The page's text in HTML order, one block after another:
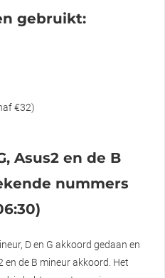
gebruikt:
€32)
Asus2 en de B
nummers
D en G akkoord gedaan en
en de B mineur akkoord. Het